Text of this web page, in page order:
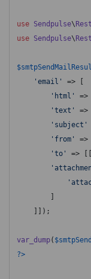
use Sendpulse\
use Sendpulse\
'email'
=> [
'html'
=>
'text'
=>
'subject'
'from'
'to'
=> [[
        ]
    ]]);
var_dump(
?>